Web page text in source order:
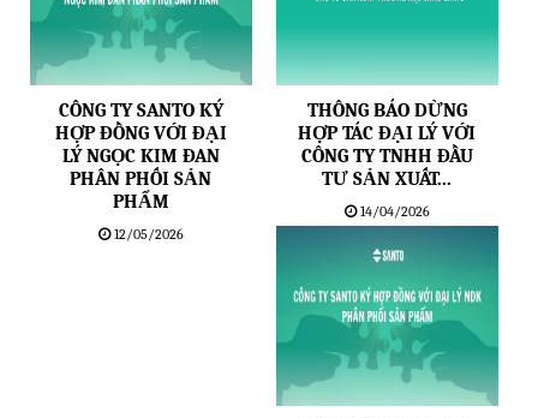
CÔNG TY SANTO KÝ
HỢP ĐỒNG VỚI ĐẠI
LÝ NGỌC KIM ĐAN
PHÂN PHỐI SẢN
PHẨM
12/05/2026
THÔNG BÁO DỪNG
HỢP TÁC ĐẠI LÝ VỚI
CÔNG TY TNHH ĐẦU
TƯ SẢN XUẤT...
14/04/2026